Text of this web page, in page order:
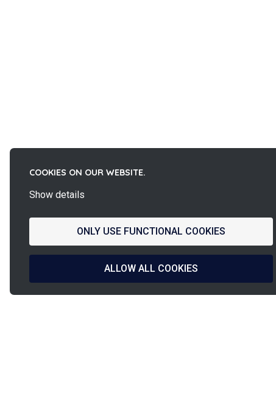
COOKIES ON OUR WEBSITE.
Show details
ONLY USE FUNCTIONAL COOKIES
ALLOW ALL COOKIES